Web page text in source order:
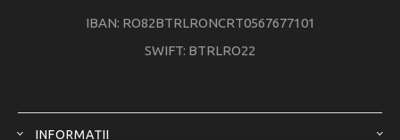
IBAN: RO82BTRLRONCRT0567677101
SWIFT: BTRLRO22
INFORMAȚII